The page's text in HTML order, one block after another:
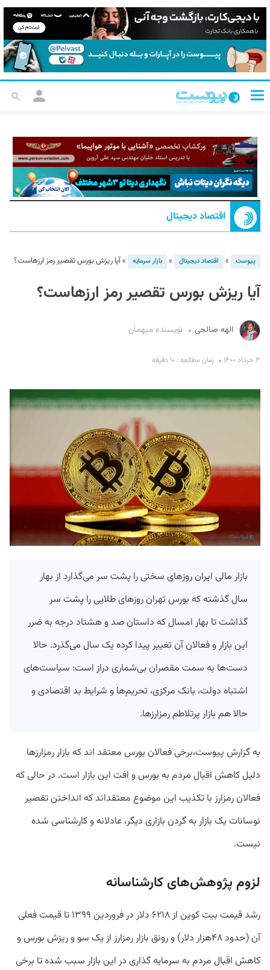
اقتصاد دیجیتال
پیوست » اقتصاد دیجیتال » بازار سرمایه »آیا ریزش بورس تقصیر رمز ارزهاست؟
آیا ریزش بورس تقصیر رمز ارزهاست؟
الهه صالحی نویسنده میهمان
۳ خرداد ۱۴۰۰ زمان مطالعه : ۱۰ دقیقه
بازار مالی ایران روزهای سختی را پشت سر می‌گذارد از بهار
سال گذشته که بورس تهران روزهای طلایی را پشت سر
گذاشت تا بهار امسال که داستان صد و هشتاد درجه به ضرر
این بازار و فعالان آن تغییر پیدا کرده یک سال می‌گذرد. حالا
دست‌ها به سمت مقصران بی‌شماری دراز است: سیاست‌های
اشتباه دولت، بانک مرکزی، تحریم‌ها و شرایط بد اقتصادی و
حالا هم بازار پرتلاطم رمز‌ارزها.
به گزارش پیوست،برخی فعالان بورس معتقد اند که بازار رمزارزها
دلیل کاهش اقبال مردم به بورس و افت این بازار است. در حالی که
فعالان رمزارز با تکذیب این موضوع معتقداند که انداختن تقصیر
نوسانات یک بازار به گردن بازاری دیگر، عادلانه و کارشناسی شده
نیست.
لزوم پژوهش‌های کارشناسانه
رشد قیمت بیت کوین از ۶۲۱۸ دلار در فروردین ۱۳۹۹ تا قیمت فعلی
آن (حدود ۴۸هزار دلار) و رونق بازار رمزارز از یک سو و ریزش بورس و
کاهش اقبال مردم به سرمایه گذاری در این بازار سبب شده تا برخی